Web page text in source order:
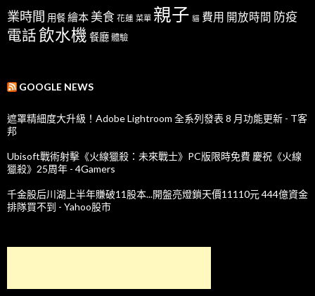
業時間 用餐繪本 美食 花蓮 菜單 親子 貓 費用 開放時間 防疫
電話飲水機 餐廳 體驗
GOOGLE NEWS
遮罩精細度大升級！Adobe Lightroom 全系列發表 8 月功能更新 - T客
邦
Ubisoft戰術射擊《火線獵殺：未來戰士》PC版限時免費 慶祝《火線
獵殺》25周年 - 4Gamers
千金股后川湖上半年賺破11股本...開盤亮燈鎖天價11110元 444億資金
排隊買不到 - Yahoo股市